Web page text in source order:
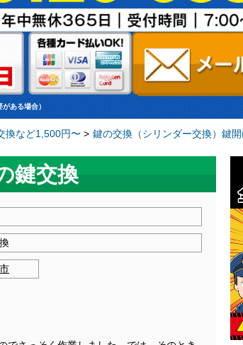
がある場合）
換など1,500円〜 > 鍵の交換（シリンダー交換）鍵
鍵交換